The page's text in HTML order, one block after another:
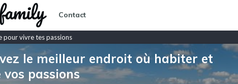
Contact
pour vivre tes passions
le meilleur endroit où habiter et
vos passions